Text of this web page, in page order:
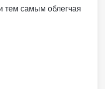
тем самым облегчая